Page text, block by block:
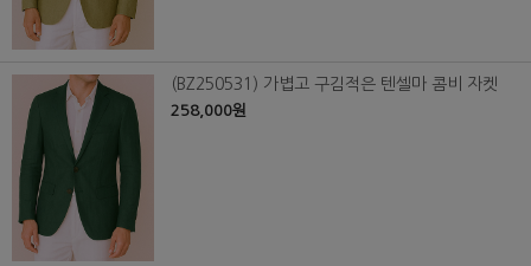
(BZ250531) 가볍고 구김적은 텐셀마 콤비 자켓
258,000원